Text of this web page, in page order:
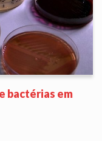
bactérias em